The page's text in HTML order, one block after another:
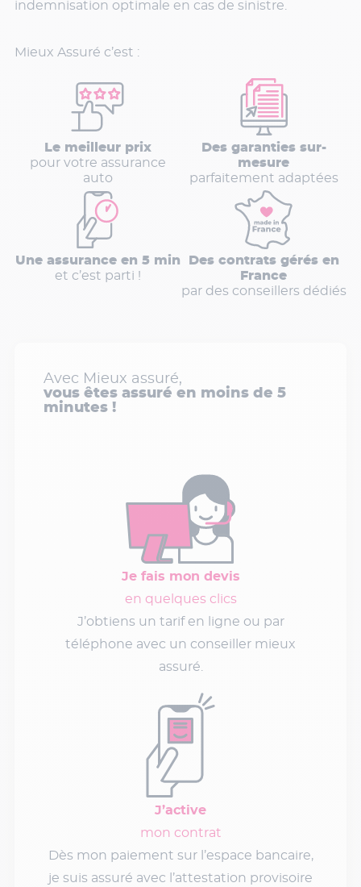
indemnisation optimale en cas de sinistre.
Mieux Assuré c’est :
Le meilleur prix
pour votre assurance
auto
Des garanties sur-
mesure
parfaitement adaptées
Une assurance en 5 min
et c’est parti !
Des contrats gérés en
France
par des conseillers dédiés
Avec Mieux assuré,
vous êtes assuré en moins de 5
minutes !
Je fais mon devis
en quelques clics
J’obtiens un tarif en ligne ou par
téléphone avec un conseiller mieux
assuré.
J’active
mon contrat
Dès mon paiement sur l’espace bancaire,
je suis assuré avec l’attestation provisoire